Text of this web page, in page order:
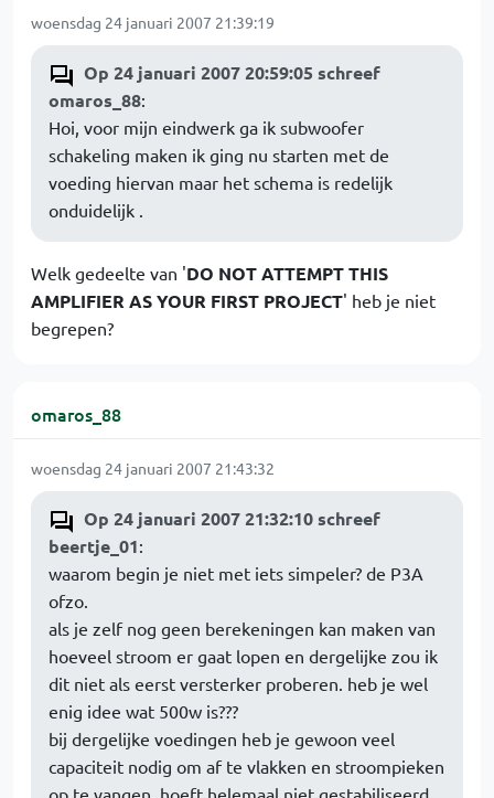
woensdag 24 januari 2007 21:39:19
Op 24 januari 2007 20:59:05 schreef
omaros_88:
Hoi, voor mijn eindwerk ga ik subwoofer
schakeling maken ik ging nu starten met de
voeding hiervan maar het schema is redelijk
onduidelijk .
Welk gedeelte van 'DO NOT ATTEMPT THIS
AMPLIFIER AS YOUR FIRST PROJECT' heb je niet
begrepen?
omaros_88
woensdag 24 januari 2007 21:43:32
Op 24 januari 2007 21:32:10 schreef
beertje_01:
waarom begin je niet met iets simpeler? de P3A
ofzo.
als je zelf nog geen berekeningen kan maken van
hoeveel stroom er gaat lopen en dergelijke zou ik
dit niet als eerst versterker proberen. heb je wel
enig idee wat 500w is???
bij dergelijke voedingen heb je gewoon veel
capaciteit nodig om af te vlakken en stroompieken
op te vangen. hoeft helemaal niet gestabiliseerd